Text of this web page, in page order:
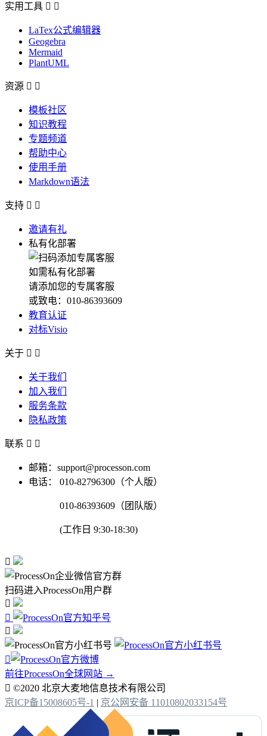
实用工具  
LaTex公式编辑器
Geogebra
Mermaid
PlantUML
资源  
模板社区
知识教程
专题频道
帮助中心
使用手册
Markdown语法
支持  
邀请有礼
私有化部署
如需私有化部署
请添加您的专属客服
或致电：010-86393609
教育认证
对标Visio
关于  
关于我们
加入我们
服务条款
隐私政策
联系  
邮箱：support@processon.com
电话：
010-82796300（个人版）
010-86393609（团队版）
(工作日 9:30-18:30)

扫码进入ProcessOn用户群




前往ProcessOn全球网站 →
 ©2020 北京大麦地信息技术有限公司
京ICP备15008605号-1 | 京公网安备 11010802033154号